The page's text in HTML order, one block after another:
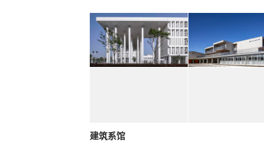
建筑系馆